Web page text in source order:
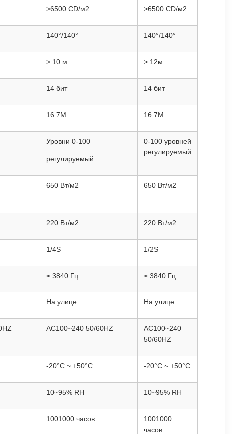
>6500 CD/м2 >6500 CD/м2
140°/140° 140°/140°
> 10 м > 12м
14 бит 14 бит
16.7M 16.7M
Уровни 0-100
регулируемый
0-100 уровней
регулируемый
650 Вт/м2 650 Вт/м2
220 Вт/м2 220 Вт/м2
1/4S 1/2S
≥ 3840 Гц ≥ 3840 Гц
На улице На улице
AC100~240 50/60HZ
AC100~240
50/60HZ
-20°C ~ +50°C -20°C ~ +50°C
10~95% RH 10~95% RH
1001000 часов
1001000
часов